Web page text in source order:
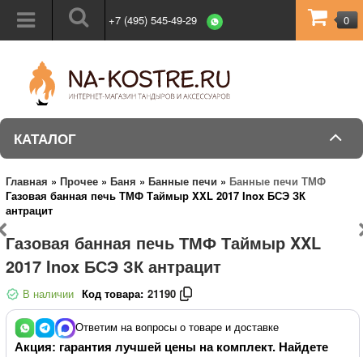
+7 (495) 545-49-29 0
КАТАЛОГ
Главная » Прочее » Баня » Банные печи » Банные печи ТМФ
Газовая банная печь ТМФ Таймыр XXL 2017 Inox БСЭ ЗК
антрацит
Газовая банная печь ТМФ Таймыр XXL
2017 Inox БСЭ ЗК антрацит
В наличии Код товара: 21190
Ответим на вопросы о товаре и доставке
Акция: гарантия лучшей цены на комплект. Найдете